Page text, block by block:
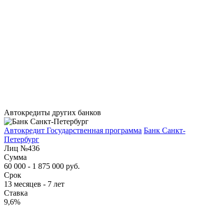
Автокредиты других банков
Автокредит Государственная программа Банк Санкт-
Петербург
Лиц №436
Сумма
60 000 - 1 875 000 руб.
Срок
13 месяцев - 7 лет
Ставка
9,6%